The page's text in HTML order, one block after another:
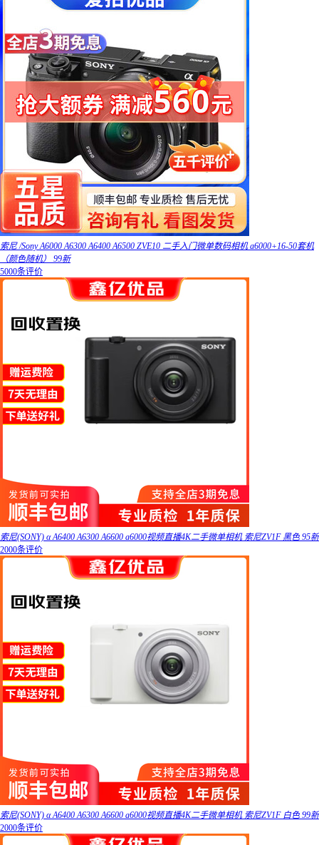
索尼 /Sony A6000 A6300 A6400 A6500 ZVE10 二手入门微单数码相机 a6000+16-50套机
（颜色随机） 99新
5000条评价
索尼(SONY) α A6400 A6300 A6600 a6000视频直播4K二手微单相机 索尼ZV1F 黑色 95新
2000条评价
索尼(SONY) α A6400 A6300 A6600 a6000视频直播4K二手微单相机 索尼ZV1F 白色 99新
2000条评价